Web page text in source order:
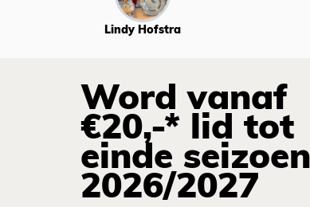
Lindy Hofstra
Word vanaf
€20,-* lid tot
einde seizoen
2026/2027